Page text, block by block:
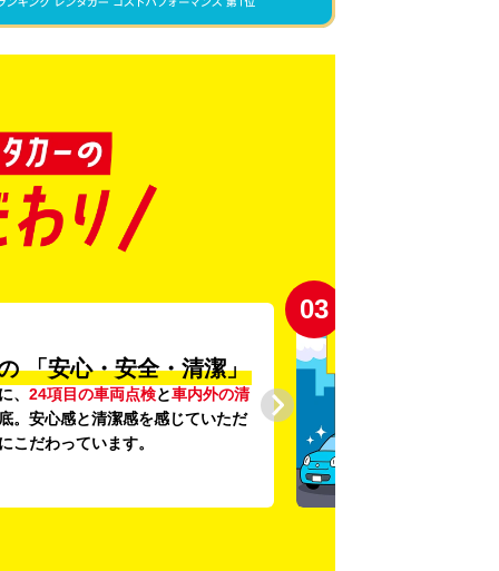
「安心・安全・清潔」
、 24項目の車両点検と車内外の清
。安心感と清潔感を感じていただ
こだわっています。
03